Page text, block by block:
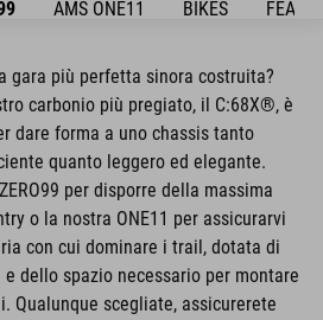
AMS ONE11 BIKES
gara più perfetta sinora costruita?
carbonio più pregiato, il C:68X®, è
dare forma a uno chassis tanto
quanto leggero ed elegante.
per disporre della massima
o la nostra ONE11 per assicurarvi
con cui dominare i trail, dotata di
dello spazio necessario per montare
Qualunque scegliate, assicurerete